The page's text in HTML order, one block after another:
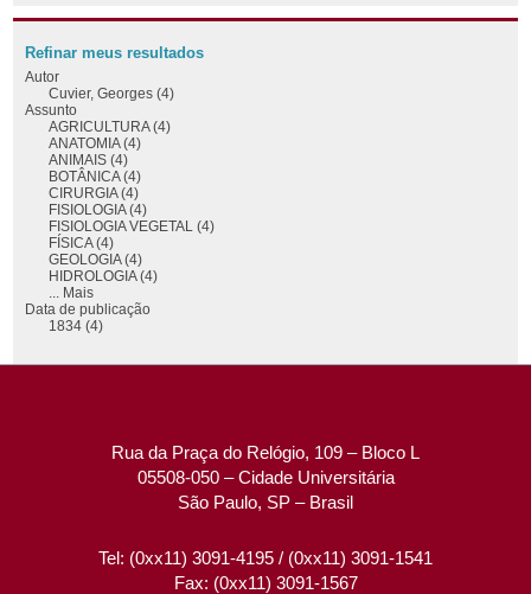
Refinar meus resultados
Autor
Cuvier, Georges (4)
Assunto
AGRICULTURA (4)
ANATOMIA (4)
ANIMAIS (4)
BOTÂNICA (4)
CIRURGIA (4)
FISIOLOGIA (4)
FISIOLOGIA VEGETAL (4)
FÍSICA (4)
GEOLOGIA (4)
HIDROLOGIA (4)
... Mais
Data de publicação
1834 (4)
Rua da Praça do Relógio, 109 – Bloco L
05508-050 – Cidade Universitária
São Paulo, SP – Brasil
Tel: (0xx11) 3091-4195 / (0xx11) 3091-1541
Fax: (0xx11) 3091-1567